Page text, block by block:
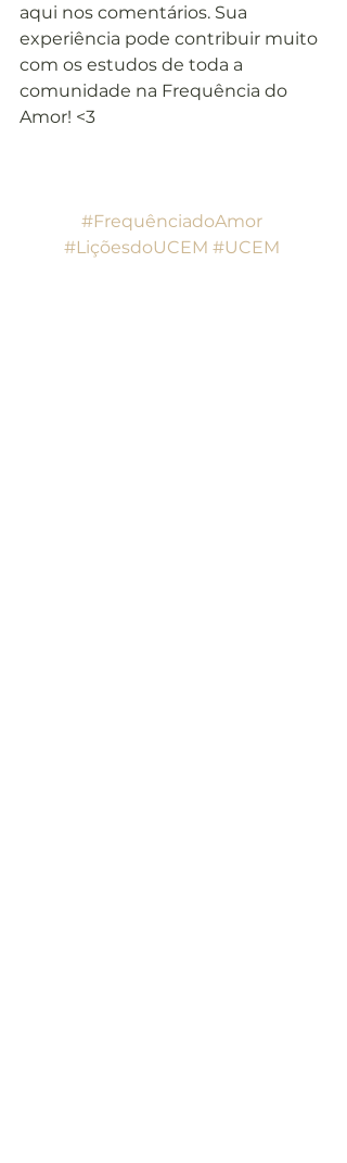
aqui nos comentários. Sua
experiência pode contribuir muito
com os estudos de toda a
comunidade na Frequência do
Amor! <3
#FrequênciadoAmor
#LiçõesdoUCEM #UCEM